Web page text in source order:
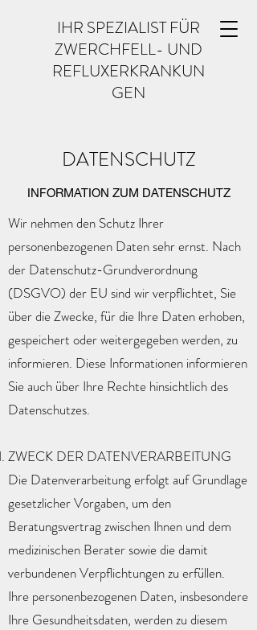
IHR SPEZIALIST FÜR
ZWERCHFELL- UND
REFLUXERKRANKUN
GEN
DATENSCHUTZ
INFORMATION ZUM DATENSCHUTZ
Wir nehmen den Schutz Ihrer
personenbezogenen Daten sehr ernst. Nach
der Datenschutz-Grundverordnung
(DSGVO) der EU sind wir verpflichtet, Sie
über die Zwecke, für die Ihre Daten erhoben,
gespeichert oder weitergegeben werden, zu
informieren. Diese Informationen informieren
Sie auch über Ihre Rechte hinsichtlich des
Datenschutzes.
ZWECK DER DATENVERARBEITUNG
Die Datenverarbeitung erfolgt auf Grundlage
gesetzlicher Vorgaben, um den
Beratungsvertrag zwischen Ihnen und dem
medizinischen Berater sowie die damit
verbundenen Verpflichtungen zu erfüllen.
Ihre personenbezogenen Daten, insbesondere
Ihre Gesundheitsdaten, werden zu diesem